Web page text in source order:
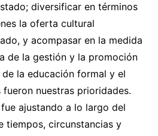
diversificar en términos
la oferta cultural
y acompasar en la medida
de la gestión y la promoción
la educación formal y el
fueron nuestras prioridades.
ajustando a lo largo del
tiempos, circunstancias y